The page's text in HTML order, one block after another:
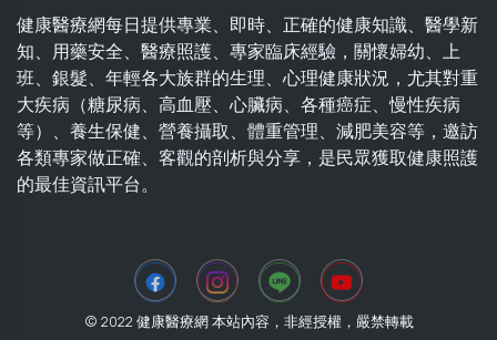
健康醫療網每日提供專業、即時、正確的健康知識、醫學新
知、用藥安全、醫療照護、專家臨床經驗，關懷婦幼、上
班、銀髮、年輕各大族群的生理、心理健康狀況，尤其對重
大疾病（糖尿病、高血壓、心臟病、各種癌症、慢性疾病
等）、養生保健、營養攝取、體重管理、減肥美容等，邀訪
各類專家做正確、客觀的剖析與分享，是民眾獲取健康照護
的最佳資訊平台。
© 2022 健康醫療網 本站內容，非經授權，嚴禁轉載